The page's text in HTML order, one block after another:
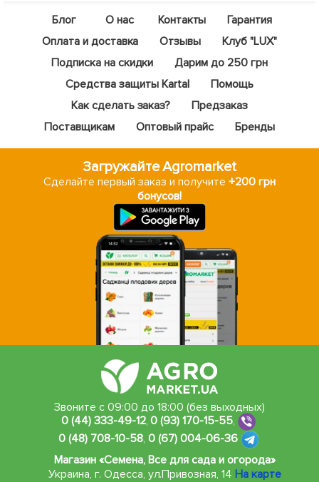
Блог О нас Контакты
Гарантия
Оплата и доставка
Отзывы
Клуб "LUX"
Подписка на скидки
Дарим до 250 грн
Средства защиты Kartal
Помощь
Как сделать заказ?
Предзаказ
Поставщикам
Оптовый прайс Бренды
Загружайте Agromarket
Сделайте первый заказ и получите +200 грн
бонусов!
Звоните с 09:00 до 18:00 (без выходных)
0 (44) 333-49-12,0 (93) 170-15-55,
0 (48) 708-10-58, 0 (67) 004-06-36
Магазин «Семена, Все для сада и огорода»
Украина, г. Одесса, ул.Привозная, 14 На карте